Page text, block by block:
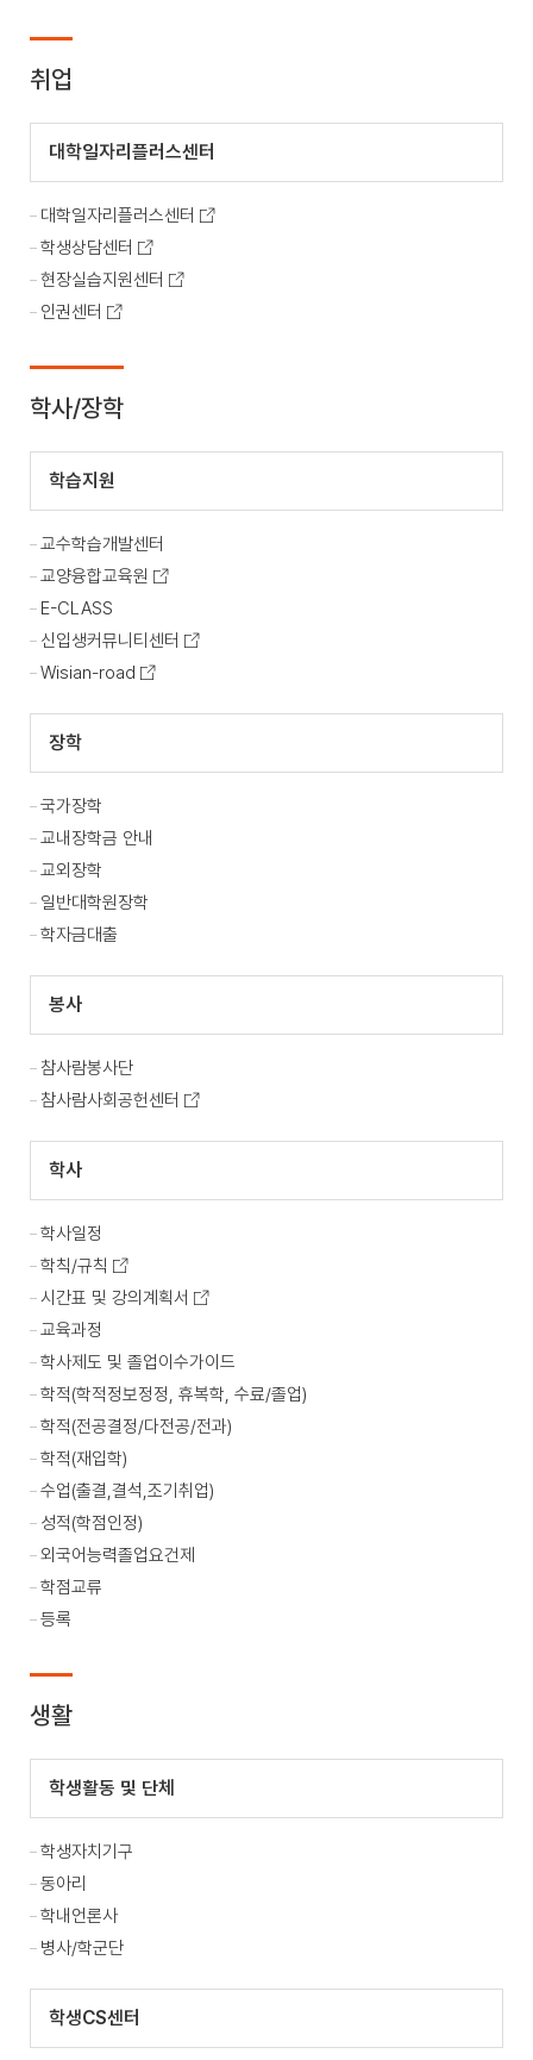
취업
대학일자리플러스센터
대학일자리플러스센터
학생상담센터
현장실습지원센터
인권센터
학사/장학
학습지원
교수학습개발센터
교양융합교육원
E-CLASS
신입생커뮤니티센터
Wisian-road
장학
국가장학
교내장학금 안내
교외장학
일반대학원장학
학자금대출
봉사
참사람봉사단
참사람사회공헌센터
학사
학사일정
학칙/규칙
시간표 및 강의계획서
교육과정
학사제도 및 졸업이수가이드
학적(학적정보정정, 휴복학, 수료/졸업)
학적(전공결정/다전공/전과)
학적(재입학)
수업(출결,결석,조기취업)
성적(학점인정)
외국어능력졸업요건제
학점교류
등록
생활
학생활동 및 단체
학생자치기구
동아리
학내언론사
병사/학군단
학생CS센터